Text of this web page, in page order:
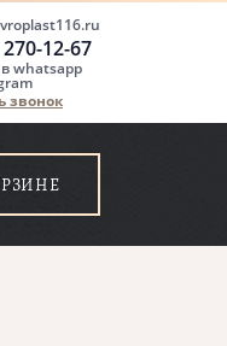
12-67
whatsapp
звонок